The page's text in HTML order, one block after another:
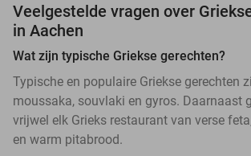
Veelgestelde vragen over
in Aachen
Wat zijn typische Griekse gerechten?
Typische en populaire Griekse gerechten
moussaka, souvlaki en gyros. Daarnaast
vrijwel elk Grieks restaurant van verse
en warm pitabrood.